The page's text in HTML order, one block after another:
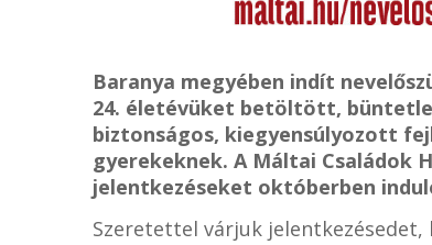
Baranya megyében indít
24. életévüket betöltött,
biztonságos, kiegyensúlyozott
gyerekeknek. A Máltai Családok
jelentkezéseket októberben
Szeretettel várjuk jelentkezésedet,